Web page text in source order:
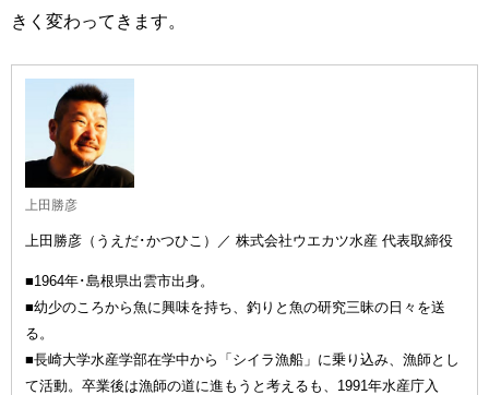
きく変わってきます。
上田勝彦
上田勝彦（うえだ･かつひこ）／ 株式会社ウエカツ水産 代表取締役
■1964年･島根県出雲市出身。
■幼少のころから魚に興味を持ち、釣りと魚の研究三昧の日々を送
る。
■長崎大学水産学部在学中から「シイラ漁船」に乗り込み、漁師とし
て活動。卒業後は漁師の道に進もうと考えるも、1991年水産庁入